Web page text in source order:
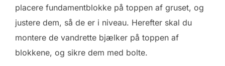
placere fundamentblokke på toppen af gruset, og
justere dem, så de er i niveau. Herefter skal du
montere de vandrette bjælker på toppen af
blokkene, og sikre dem med bolte.